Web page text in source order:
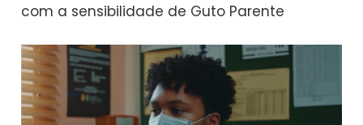
com a sensibilidade de Guto Parente